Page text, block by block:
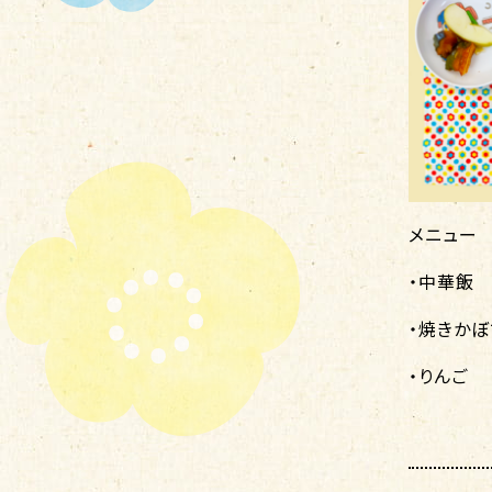
メニュー
・中華飯
・焼きか
・りんご